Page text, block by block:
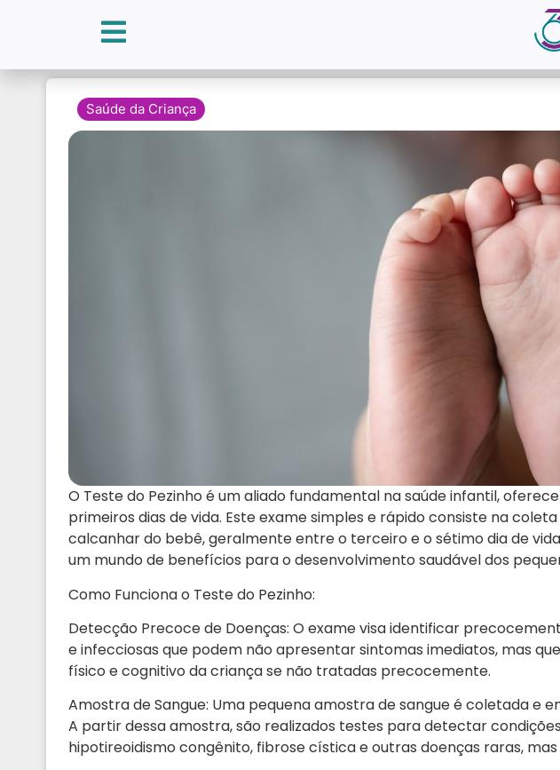
Saúde da Criança
O Teste do Pezinho é um aliado fundamental na saúde infantil,
primeiros dias de vida. Este exame simples e rápido consiste na
calcanhar do bebê, geralmente entre o terceiro e o sétimo dia de
um mundo de benefícios para o desenvolvimento saudável dos
Como Funciona o Teste do Pezinho:
Detecção Precoce de Doenças: O exame visa identificar
e infecciosas que podem não apresentar sintomas imediatos, mas
físico e cognitivo da criança se não tratadas precocemente.
Amostra de Sangue: Uma pequena amostra de sangue é coletada e
A partir dessa amostra, são realizados testes para detectar
hipotireoidismo congênito, fibrose cística e outras doenças raras, mas